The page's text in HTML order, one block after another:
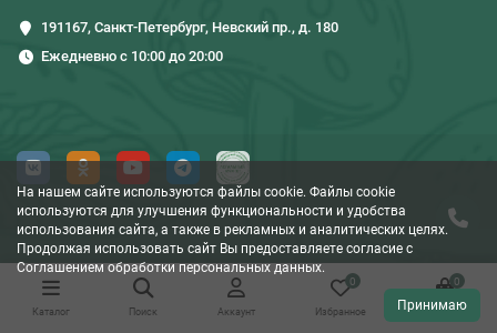
На нашем сайте используются файлы cookie. Файлы cookie
используются для улучшения функциональности и удобства
использования сайта, а также в рекламных и аналитических целях.
Продолжая использовать сайт Вы предоставляете согласие c
Соглашением обработки персональных данных.
Принимаю
191167, Санкт-Петербург, Невский пр., д. 180
Ежедневно с 10:00 до 20:00
Каталог Поиск Аккаунт
0
Избранное
0
Корзина